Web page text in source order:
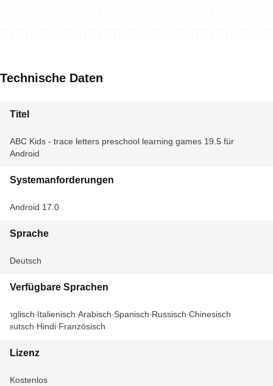
Technische Daten
Titel
ABC Kids - trace letters preschool learning games 19.5 für
Android
Systemanforderungen
Android 17.0
Sprache
Deutsch
Verfügbare Sprachen
Englisch Italienisch Arabisch Spanisch Russisch Chinesisch
Deutsch Hindi Französisch
Lizenz
Kostenlos